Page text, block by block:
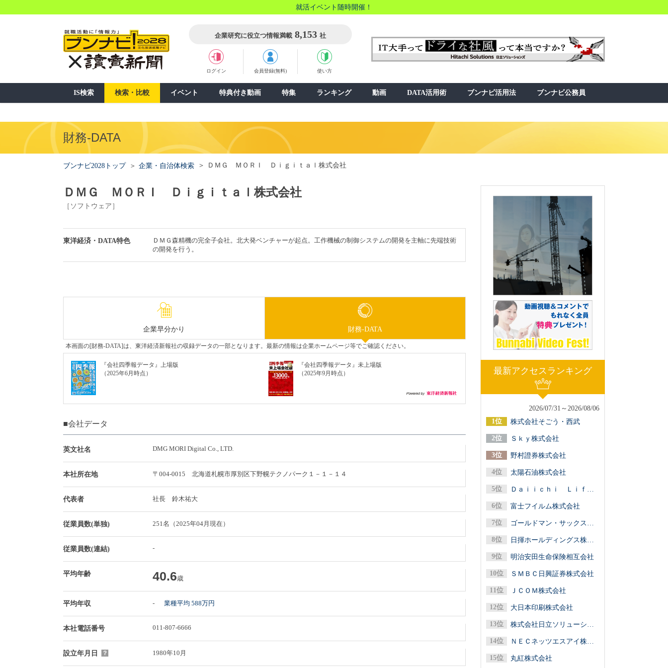
就活イベント随時開催！
企業研究に役立つ情報満載 8,153 社
ログイン 会員登録(無料) 使い方
IS検索 検索・比較 イベント 特典付き動画 特集 ランキング 動画 DATA活用術 ブンナビ活用法 ブンナビ公務員
財務-DATA
ブンナビ2028トップ 企業・自治体検索 ＤＭＧ ＭＯＲＩ Ｄｉｇｉｔａｌ株式会社
ＤＭＧ ＭＯＲＩ Ｄｉｇｉｔａｌ株式会社
［ソフトウェア］
東洋経済・DATA特色
ＤＭＧ森精機の完全子会社。北大発ベンチャーが起点。工作機械の制御システムの開発を主軸に先端技術
の開発を行う。
企業早分かり 財務-DATA
本画面の[財務-DATA]は、東洋経済新報社の収録データの一部となります。最新の情報は企業ホームページ等でご確認ください。
『会社四季報データ』上場版
（2025年6月時点）
『会社四季報データ』未上場版
（2025年9月時点）
■会社データ
英文社名 DMG MORI Digital Co., LTD.
本社所在地 〒004-0015 北海道札幌市厚別区下野幌テクノパーク１－１－１４
代表者 社長 鈴木祐大
従業員数(単独) 251名（2025年04月現在）
従業員数(連結) -
平均年齢 40.6歳
平均年収 - 業種平均 588万円
本社電話番号 011-807-6666
設立年月日 ？ 1980年10月
最新アクセスランキング
2026/07/31～2026/08/06
株式会社そごう・西武
Ｓｋｙ株式会社
野村證券株式会社
太陽石油株式会社
Ｄａｉｉｃｈｉ Ｌｉｆｅグループ（第一ライフグループ／第一生命保険）
富士フイルム株式会社
ゴールドマン・サックス証券株式会社
日揮ホールディングス株式会社
明治安田生命保険相互会社
ＳＭＢＣ日興証券株式会社
ＪＣＯＭ株式会社
大日本印刷株式会社
株式会社日立ソリューションズ
ＮＥＣネッツエスアイ株式会社
丸紅株式会社